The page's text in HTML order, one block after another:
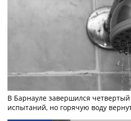
В Барнауле завершился
испытаний, но горячую воду